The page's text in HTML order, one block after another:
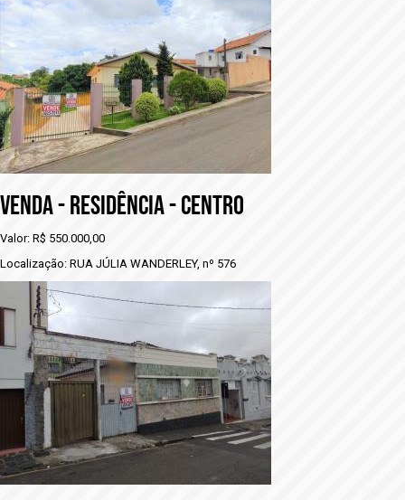
VENDA - rESIDÊNCIA - CENTRO
Valor: R$ 550.000,00
Localização: RUA JÚLIA WANDERLEY, nº 576